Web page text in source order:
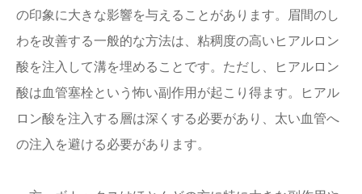
の印象に大きな影響を与えることがあります。眉間のし
わを改善する一般的な方法は、粘稠度の高いヒアルロン
酸を注入して溝を埋めることです。ただし、ヒアルロン
酸は血管塞栓という怖い副作用が起こり得ます。ヒアル
ロン酸を注入する層は深くする必要があり、太い血管へ
の注入を避ける必要があります。